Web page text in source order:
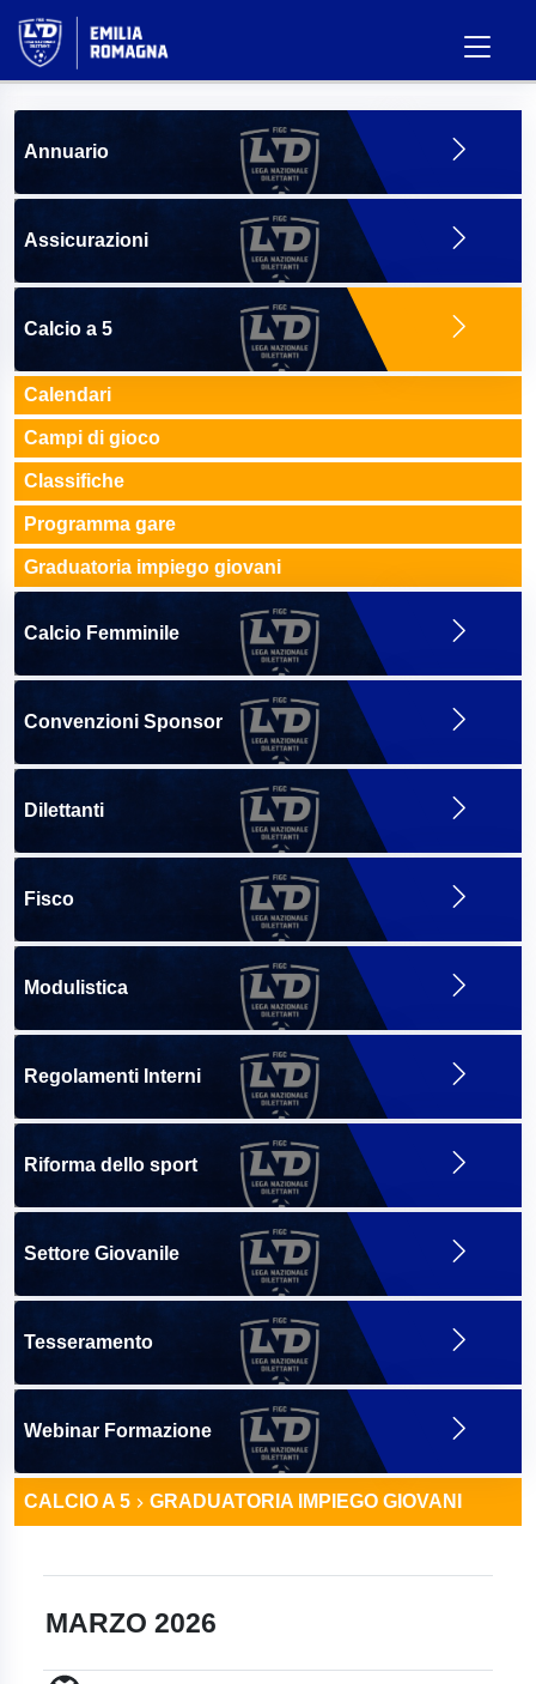
Annuario
Assicurazioni
Calcio a 5
Calendari
Campi di gioco
Classifiche
Programma gare
Graduatoria impiego giovani
Calcio Femminile
Convenzioni Sponsor
Dilettanti
Fisco
Modulistica
Regolamenti Interni
Riforma dello sport
Settore Giovanile
Tesseramento
Webinar Formazione
CALCIO A 5 GRADUATORIA IMPIEGO GIOVANI
MARZO 2026